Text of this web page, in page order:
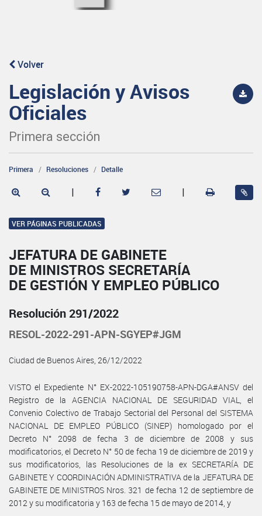
Volver
Legislación y Avisos
Oficiales
Primera sección
Primera Resoluciones Detalle
| |
VER PÁGINAS PUBLICADAS
JEFATURA DE GABINETE
DE MINISTROS SECRETARÍA
DE GESTIÓN Y EMPLEO PÚBLICO
Resolución 291/2022
RESOL-2022-291-APN-SGYEP#JGM
Ciudad de Buenos Aires, 26/12/2022
VISTO el Expediente N° EX-2022-105190758-APN-DGA#ANSV del
Registro de la AGENCIA NACIONAL DE SEGURIDAD VIAL, el
Convenio Colectivo de Trabajo Sectorial del Personal del SISTEMA
NACIONAL DE EMPLEO PÚBLICO (SINEP) homologado por el
Decreto N° 2098 de fecha 3 de diciembre de 2008 y sus
modificatorios, el Decreto N° 50 de fecha 19 de diciembre de 2019 y
sus modificatorios, las Resoluciones de la ex SECRETARÍA DE
GABINETE Y COORDINACIÓN ADMINISTRATIVA de la JEFATURA DE
GABINETE DE MINISTROS Nros. 321 de fecha 12 de septiembre de
2012 y su modificatoria y 163 de fecha 15 de mayo de 2014, y